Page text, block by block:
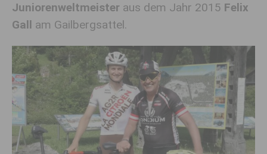
Juniorenweltmeister aus dem Jahr 2015 Felix
Gall am Gailbergsattel.